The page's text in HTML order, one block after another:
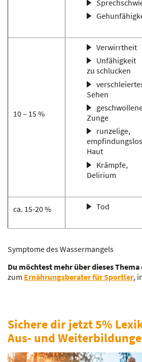
10 – 15 %
Verwirrtheit
Unfähigkeit
zu schlucken
Sehen
Zunge
runzelige,
Haut
Krämpfe,
Delirium
ca. 15-20 % Tod
Symptome des Wassermangels
Du möchtest mehr über dieses Thema
zum Ernährungsberater für Sportler,
Sichere dir jetzt 5%
Aus- und